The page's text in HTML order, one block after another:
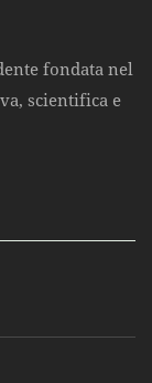
fondata nel
scientifica e